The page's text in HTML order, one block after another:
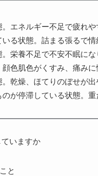
エネルギー不足で疲れや
る状態。詰まる張るで
栄養不足で不安不眠にな
色肌色がくすみ、痛み
乾燥、ほてりのぼせが
が停滞している状態。
いますか
と